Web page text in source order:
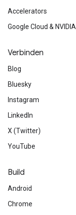
Accelerators
Google Cloud & NVIDIA
Verbinden
Blog
Bluesky
Instagram
LinkedIn
X (Twitter)
YouTube
Build
Android
Chrome